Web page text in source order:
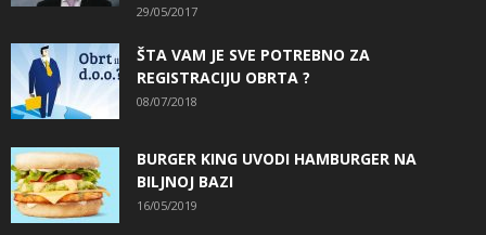
29/05/2017
ŠTA VAM JE SVE POTREBNO ZA
REGISTRACIJU OBRTA ?
08/07/2018
BURGER KING UVODI HAMBURGER NA
BILJNOJ BAZI
16/05/2019